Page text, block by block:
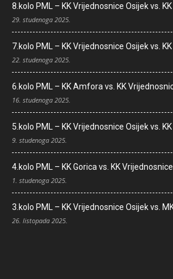
8.kolo PML – KK Vrijednosnice Osijek vs.
29. studenoga 2025.
7.kolo PML – KK Vrijednosnice Osijek vs.
22. studenoga 2025.
6.kolo PML – KK Amfora vs. KK
16. studenoga 2025.
5.kolo PML – KK Vrijednosnice Osijek vs.
9. studenoga 2025.
4.kolo PML – KK Gorica vs. KK
1. studenoga 2025.
3.kolo PML – KK Vrijednosnice Osijek vs.
26. listopada 2025.